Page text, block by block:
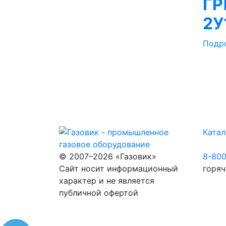
© 2007–2026 «Газовик»
Сайт носит информационный
характер и не является
публичной офертой
8-